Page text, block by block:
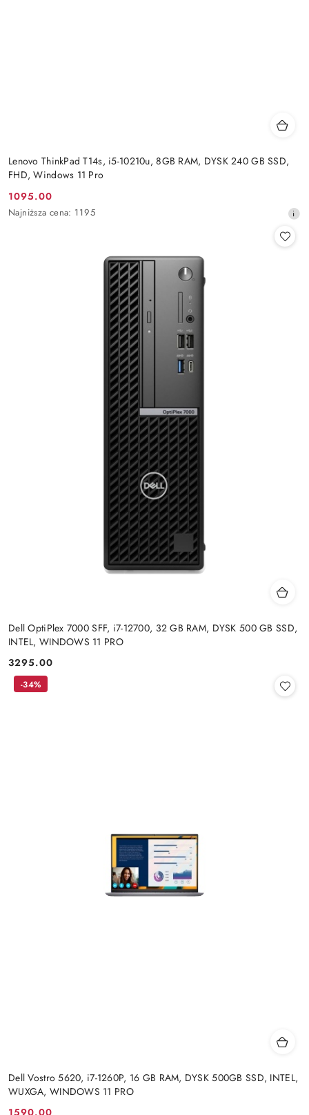
Lenovo ThinkPad T14s, i5-10210u, 8GB RAM, DYSK 240 GB SSD,
FHD, Windows 11 Pro
Cena
promocyjna:
1095.00
Najniższa
Najniższa cena: 1195
Dell OptiPlex 7000 SFF, i7-12700, 32 GB RAM, DYSK 500 GB SSD,
INTEL, WINDOWS 11 PRO
Cena:
3295.00
Dell Vostro 5620, i7-1260P, 16 GB RAM, DYSK 500GB SSD, INTEL,
WUXGA, WINDOWS 11 PRO
-34%